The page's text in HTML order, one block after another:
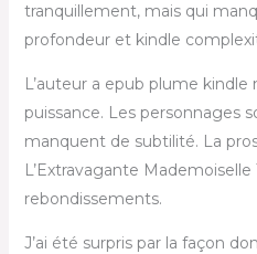
tranquillement, mais qui
profondeur et kindle
L’auteur a epub plume
puissance. Les personnages
manquent de subtilité. La
L’Extravagante
rebondissements.
J’ai été surpris par la façon